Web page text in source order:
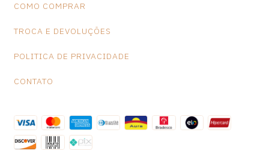
COMO COMPRAR
TROCA E DEVOLUÇÕES
POLITICA DE PRIVACIDADE
CONTATO